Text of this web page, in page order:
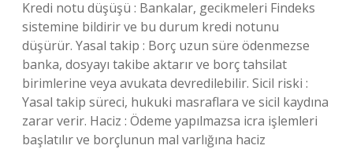
Kredi notu düşüşü : Bankalar, gecikmeleri Findeks
sistemine bildirir ve bu durum kredi notunu
düşürür. Yasal takip : Borç uzun süre ödenmezse
banka, dosyayı takibe aktarır ve borç tahsilat
birimlerine veya avukata devredilebilir. Sicil riski :
Yasal takip süreci, hukuki masraflara ve sicil kaydına
zarar verir. Haciz : Ödeme yapılmazsa icra işlemleri
başlatılır ve borçlunun mal varlığına haciz